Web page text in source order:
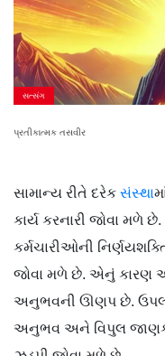
સત્સંગ
પ્રતીકાત્મક તસવીર
સામાન્ય રીતે દરેક સંસ્થા
કાર્ય કરનારી જોવા
કર્મચારીઓની
જોવા મળે છે. એનું કારણ
અનુભવની ઊણપ છે. ઉપલા
અનુભવ અને વિપુલ